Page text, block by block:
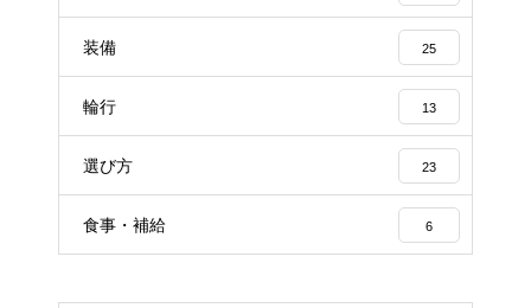
装備 25
輪行 13
選び方 23
食事・補給 6